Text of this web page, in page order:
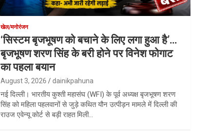
खेल/मनोरंजन
‘सिस्टम बृजभूषण को बचाने के लिए लगा हुआ है’…
बृजभूषण शरण सिंह के बरी होने पर विनेश फोगाट
का पहला बयान
August 3, 2026 dainikpahuna
नई दिल्ली। भारतीय कुश्ती महासंघ (WFI) के पूर्व अध्यक्ष बृजभूषण शरण
सिंह को महिला पहलवानों से जुड़े कथित यौन उत्पीड़न मामले में दिल्ली की
राउज एवेन्यू कोर्ट से बड़ी राहत मिली…